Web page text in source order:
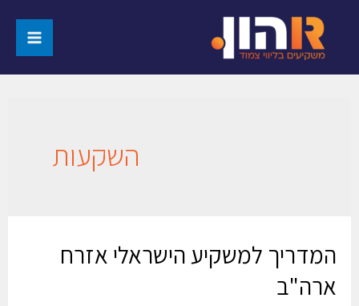
השקעות
המדריך למשקיע הישראלי אזרח
ארה"ב